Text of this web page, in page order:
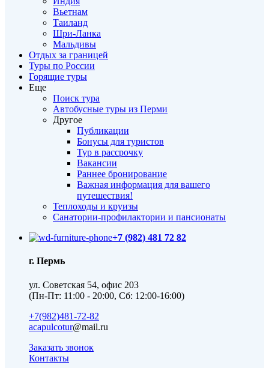
Вьетнам
Таиланд
Шри-Ланка
Мальдивы
Отдых за границей
Туры по России
Горящие туры
Еще
Поиск тура
Автобусные туры из Перми
Другое
Публикации
Бонусы для туристов
Тур в рассрочку
Вакансии
Раннее бронирование
Важная информация для вашего
путешествия!
Теплоходы и круизы
Санатории-профилактории и пансионаты
+7 (982) 481 72 82
г. Пермь
ул. Советская 54, офис 203
(Пн-Пт: 11:00 - 20:00, Сб: 12:00-16:00)
+7(982)481-72-82
acapulcotur@mail.ru
Заказать звонок
Контакты